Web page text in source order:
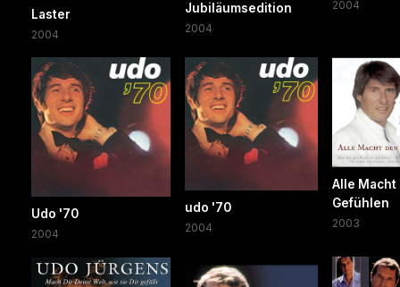
Laster
2004
Jubiläumsedition
2004
2004
Udo '70
2004
udo '70
2004
Alle Macht
Gefühlen
2003